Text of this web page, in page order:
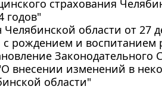
страхования
годов"
Челябинской области от 27
с рождением и воспитанием
Законодательного
внесении изменений в
области"